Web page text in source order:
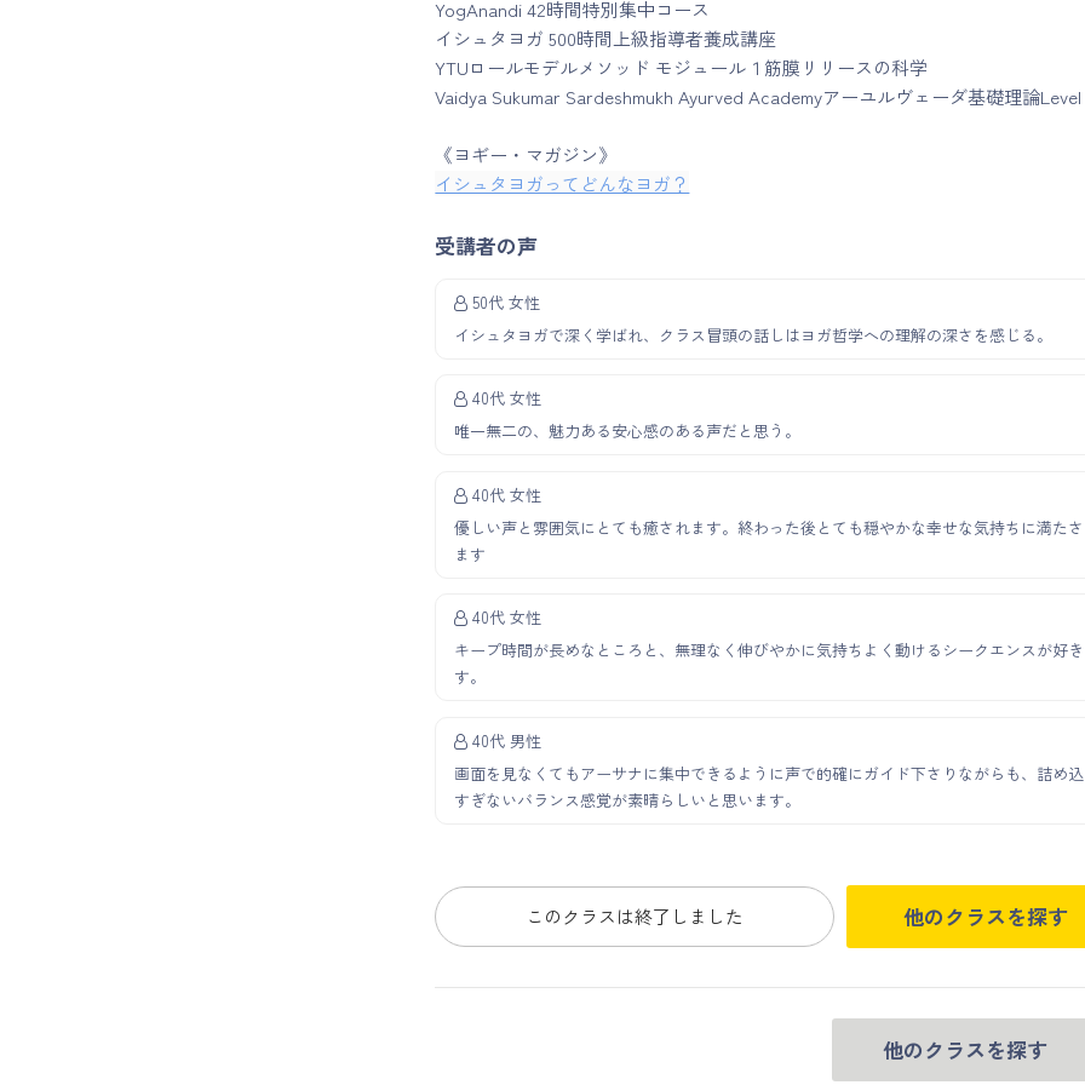
YogAnandi 42時間特別集中コース
イシュタヨガ 500時間上級指導者養成講座
YTUロールモデルメソッド モジュール１筋膜リリースの科学
Vaidya Sukumar Sardeshmukh Ayurved Academyアーユルヴェーダ基礎理論Level
《ヨギー・マガジン》
イシュタヨガってどんなヨガ？
受講者の声
50代 女性
イシュタヨガで深く学ばれ、クラス冒頭の話しはヨガ哲学への理解の深さを感じる。
40代 女性
唯一無二の、魅力ある安心感のある声だと思う。
40代 女性
優しい声と雰囲気にとても癒されます。終わった後とても穏やかな幸せな気持ちに満た
ます
40代 女性
キープ時間が長めなところと、無理なく伸びやかに気持ちよく動けるシークエンスが好
す。
40代 男性
画面を見なくてもアーサナに集中できるように声で的確にガイド下さりながらも、詰め
すぎないバランス感覚が素晴らしいと思います。
このクラスは終了しました 他のクラスを探す
他のクラスを探す